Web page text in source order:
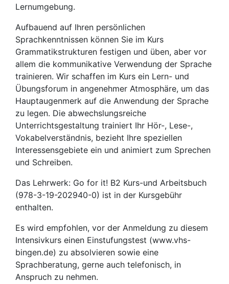
Lernumgebung.
Aufbauend auf Ihren persönlichen
Sprachkenntnissen können Sie im Kurs
Grammatikstrukturen festigen und üben, aber vor
allem die kommunikative Verwendung der Sprache
trainieren. Wir schaffen im Kurs ein Lern- und
Übungsforum in angenehmer Atmosphäre, um das
Hauptaugenmerk auf die Anwendung der Sprache
zu legen. Die abwechslungsreiche
Unterrichtsgestaltung trainiert Ihr Hör-, Lese-,
Vokabelverständnis, bezieht Ihre speziellen
Interessensgebiete ein und animiert zum Sprechen
und Schreiben.
Das Lehrwerk: Go for it! B2 Kurs-und Arbeitsbuch
(978-3-19-202940-0) ist in der Kursgebühr
enthalten.
Es wird empfohlen, vor der Anmeldung zu diesem
Intensivkurs einen Einstufungstest (www.vhs-
bingen.de) zu absolvieren sowie eine
Sprachberatung, gerne auch telefonisch, in
Anspruch zu nehmen.